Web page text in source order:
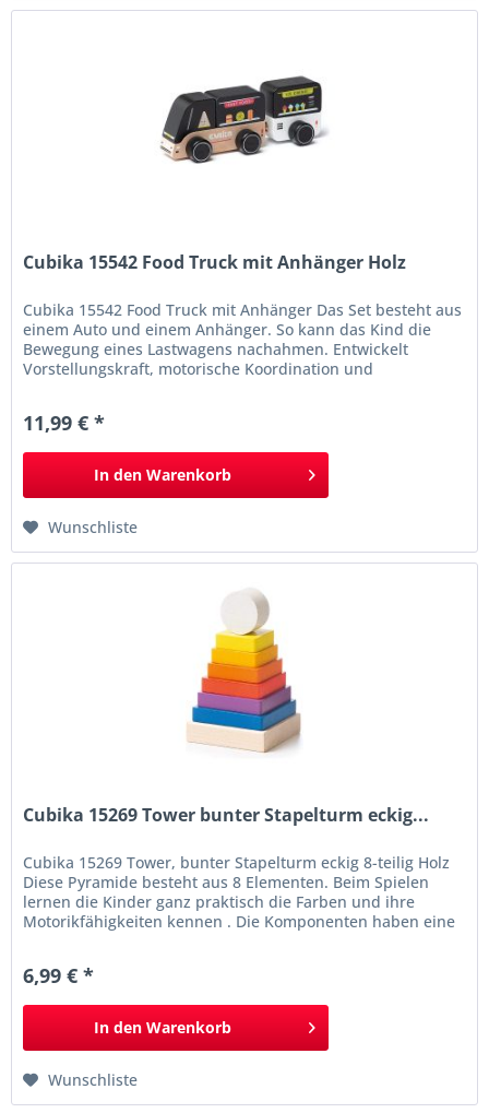
Cubika 15542 Food Truck mit Anhänger Holz
Cubika 15542 Food Truck mit Anhänger Das Set besteht aus
einem Auto und einem Anhänger. So kann das Kind die
Bewegung eines Lastwagens nachahmen. Entwickelt
Vorstellungskraft, motorische Koordination und
(LxBxH): ca. 14 x 3,5 x 5 cm aus biologisch angebautem Holz
Farben auf...
11,99 € *
In den Warenkorb
Wunschliste
Cubika 15269 Tower bunter Stapelturm eckig...
Cubika 15269 Tower, bunter Stapelturm eckig 8-teilig Holz
Diese Pyramide besteht aus 8 Elementen. Beim Spielen
lernen die Kinder ganz praktisch die Farben und ihre
Motorikfähigkeiten kennen . Die Komponenten haben eine
6 x 6 x 10,5 cm aus biologisch...
6,99 € *
In den Warenkorb
Wunschliste